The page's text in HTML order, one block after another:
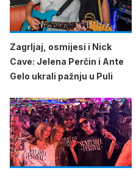
Zagrljaj, osmijesi i Nick
Cave: Jelena Perčin i Ante
Gelo ukrali pažnju u Puli